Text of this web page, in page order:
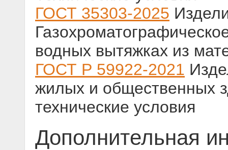
ГОСТ 35303-2025
водных вытяжках из
ГОСТ Р 59922-2021
жилых и общественных
технические условия
Дополнительная